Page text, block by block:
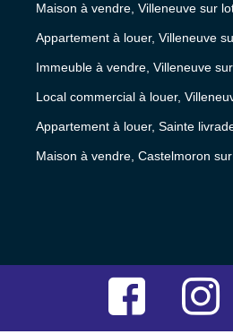
Maison à vendre, Villeneuve sur
Appartement à louer, Villeneuve
Immeuble à vendre, Villeneuve
Local commercial à louer,
Appartement à louer, Sainte
Maison à vendre, Castelmoron